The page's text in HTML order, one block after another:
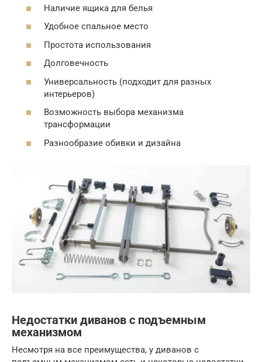
Наличие ящика для белья
Удобное спальное место
Простота использования
Долговечность
Универсальность (подходит для разных
интерьеров)
Возможность выбора механизма
трансформации
Разнообразие обивки и дизайна
Недостатки диванов с подъемным
механизмом
Несмотря на все преимущества, у диванов с